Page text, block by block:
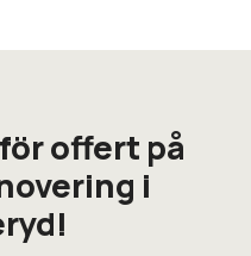
offert på
i